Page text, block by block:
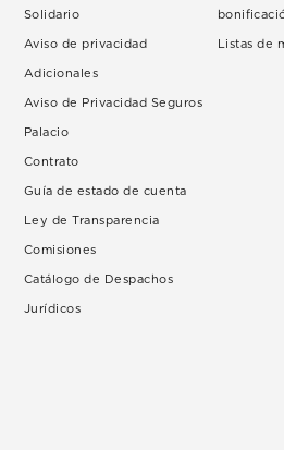
Solidario
Aviso de privacidad
Adicionales
Aviso de Privacidad Seguros
Palacio
Contrato
Guía de estado de cuenta
Ley de Transparencia
Comisiones
Catálogo de Despachos
Jurídicos
Listas de